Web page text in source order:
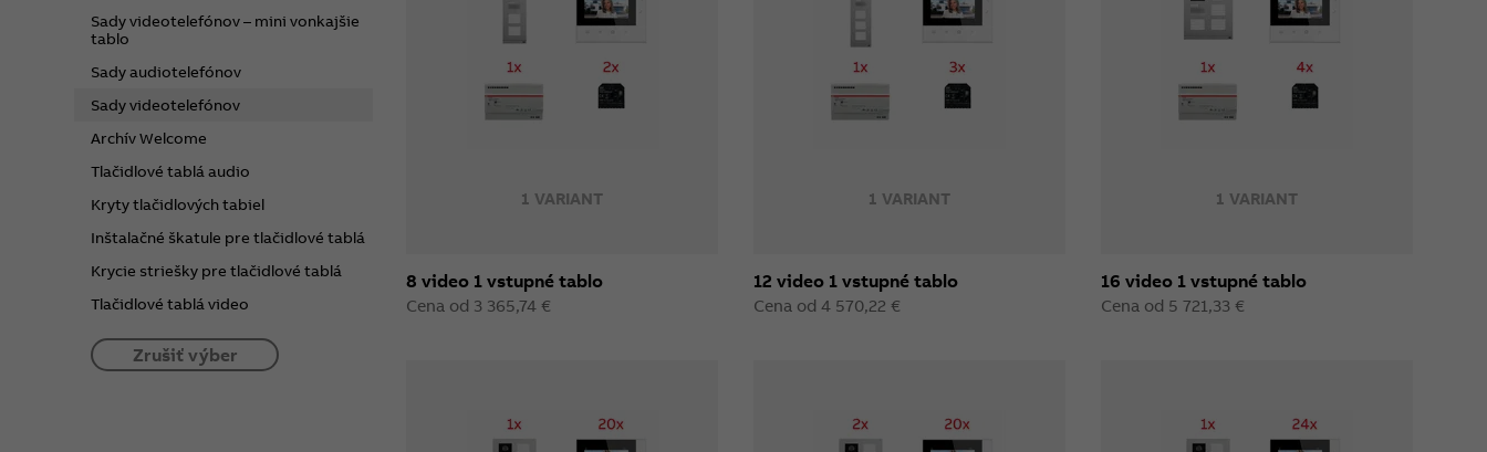
Sady videotelefónov – mini vonkajšie
tablo
Sady audiotelefónov
Sady videotelefónov
Archív Welcome
Tlačidlové tablá audio
Kryty tlačidlových tabiel
Inštalačné škatule pre tlačidlové tablá
Krycie striešky pre tlačidlové tablá
Tlačidlové tablá video
Zrušiť výber
1 VARIANT
8 video 1 vstupné tablo
Cena od 3 365,74 €
1 VARIANT
12 video 1 vstupné tablo
Cena od 4 570,22 €
1 VARIANT
16 video 1 vstupné tablo
Cena od 5 721,33 €